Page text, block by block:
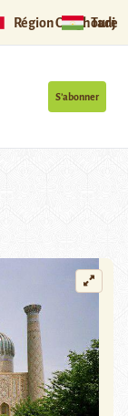
Région Ouïghoure
S’abonner